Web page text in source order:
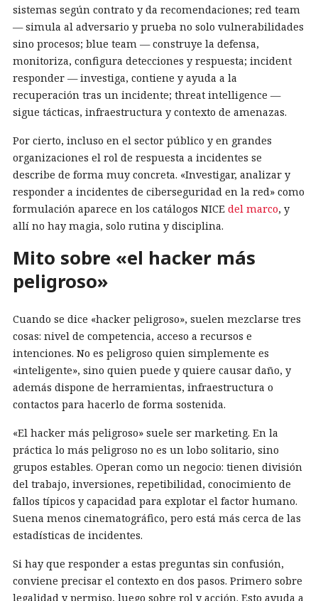
sistemas según contrato y da recomendaciones; red team
— simula al adversario y prueba no solo vulnerabilidades
sino procesos; blue team — construye la defensa,
monitoriza, configura detecciones y respuesta; incident
responder — investiga, contiene y ayuda a la
recuperación tras un incidente; threat intelligence —
sigue tácticas, infraestructura y contexto de amenazas.
Por cierto, incluso en el sector público y en grandes
organizaciones el rol de respuesta a incidentes se
describe de forma muy concreta. «Investigar, analizar y
responder a incidentes de ciberseguridad en la red» como
formulación aparece en los catálogos NICE del marco, y
allí no hay magia, solo rutina y disciplina.
Mito sobre «el hacker más
peligroso»
Cuando se dice «hacker peligroso», suelen mezclarse tres
cosas: nivel de competencia, acceso a recursos e
intenciones. No es peligroso quien simplemente es
«inteligente», sino quien puede y quiere causar daño, y
además dispone de herramientas, infraestructura o
contactos para hacerlo de forma sostenida.
«El hacker más peligroso» suele ser marketing. En la
práctica lo más peligroso no es un lobo solitario, sino
grupos estables. Operan como un negocio: tienen división
del trabajo, inversiones, repetibilidad, conocimiento de
fallos típicos y capacidad para explotar el factor humano.
Suena menos cinematográfico, pero está más cerca de las
estadísticas de incidentes.
Si hay que responder a estas preguntas sin confusión,
conviene precisar el contexto en dos pasos. Primero sobre
legalidad y permiso, luego sobre rol y acción. Esto ayuda a